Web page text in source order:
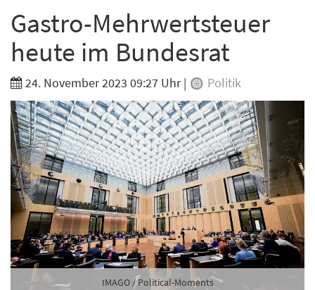
Gastro-Mehrwertsteuer
heute im Bundesrat
24. November 2023 09:27 Uhr| Politik
IMAGO / Political-Moments